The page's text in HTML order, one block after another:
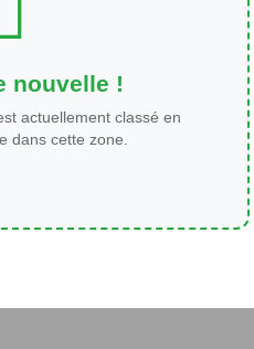
nouvelle !
actuellement classé en
dans cette zone.